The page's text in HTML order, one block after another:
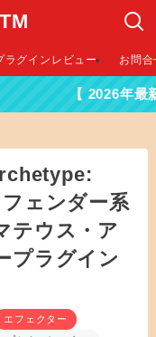
ラグインレビュー お問
2026年最新DTMセー
ェンダー系
テウス・ア
プラグイン
エフェクター